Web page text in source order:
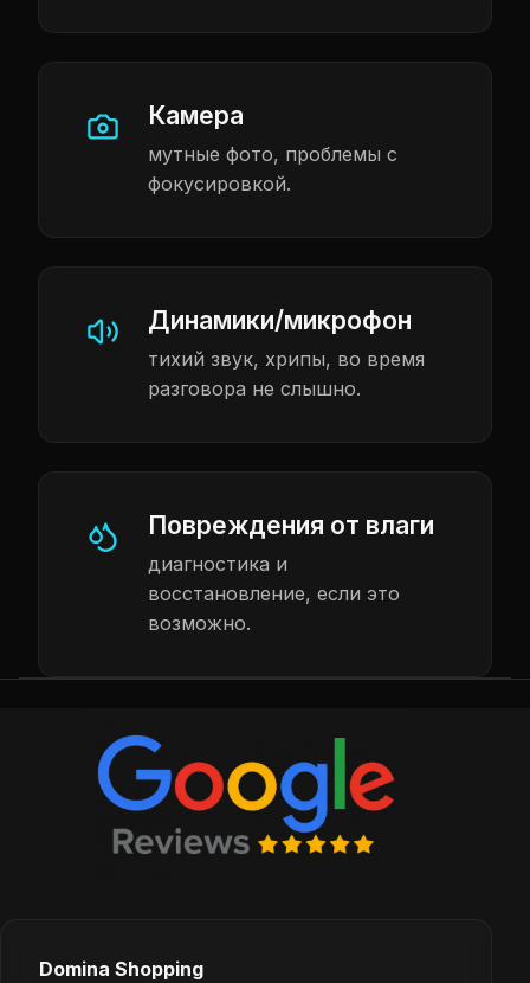
Камера
мутные фото, проблемы с
фокусировкой.
Динамики/микрофон
тихий звук, хрипы, во время
разговора не слышно.
Повреждения от влаги
диагностика и
восстановление, если это
возможно.
Domina Shopping